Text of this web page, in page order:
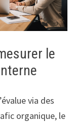
le
via des
organique, le